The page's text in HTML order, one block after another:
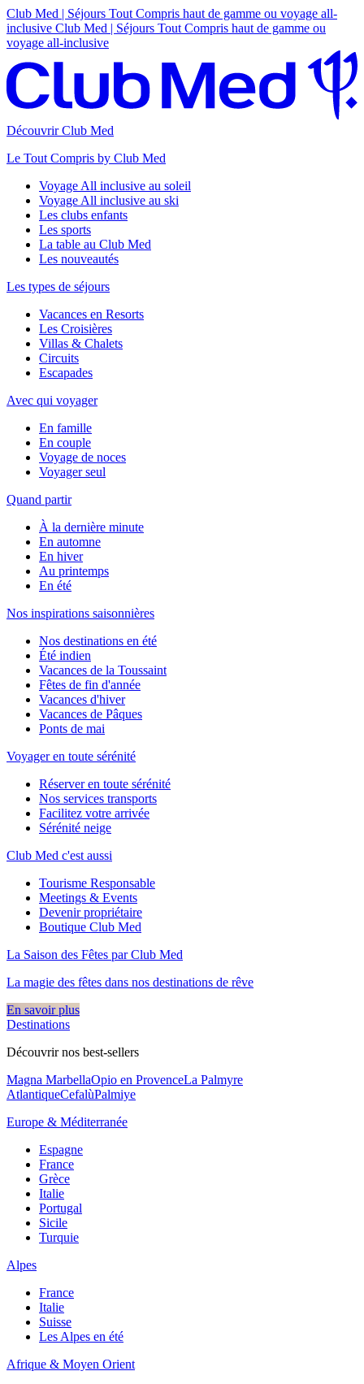
Club Med | Séjours Tout Compris haut de gamme ou voyage all-
inclusive Club Med | Séjours Tout Compris haut de gamme ou
voyage all-inclusive
Découvrir Club Med
Le Tout Compris by Club Med
Voyage All inclusive au soleil
Voyage All inclusive au ski
Les clubs enfants
Les sports
La table au Club Med
Les nouveautés
Les types de séjours
Vacances en Resorts
Les Croisières
Villas & Chalets
Circuits
Escapades
Avec qui voyager
En famille
En couple
Voyage de noces
Voyager seul
Quand partir
À la dernière minute
En automne
En hiver
Au printemps
En été
Nos inspirations saisonnières
Nos destinations en été
Été indien
Vacances de la Toussaint
Fêtes de fin d'année
Vacances d'hiver
Vacances de Pâques
Ponts de mai
Voyager en toute sérénité
Réserver en toute sérénité
Nos services transports
Facilitez votre arrivée
Sérénité neige
Club Med c'est aussi
Tourisme Responsable
Meetings & Events
Devenir propriétaire
Boutique Club Med
La Saison des Fêtes par Club Med
La magie des fêtes dans nos destinations de rêve​
En savoir plus
Destinations
Découvrir nos best-sellers
Magna MarbellaOpio en ProvenceLa Palmyre
AtlantiqueCefalùPalmiye
Europe & Méditerranée
Espagne
France
Grèce
Italie
Portugal
Sicile
Turquie
Alpes
France
Italie
Suisse
Les Alpes en été
Afrique & Moyen Orient